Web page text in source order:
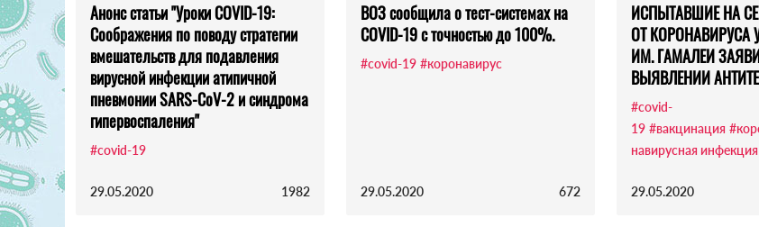
Анонс статьи "Уроки COVID-19:
Соображения по поводу стратегии
вмешательств для подавления
вирусной инфекции атипичной
пневмонии SARS-CoV-2 и синдрома
гипервоспаления"
#covid-19
29.05.2020 1982
ВОЗ сообщила о тест-системах на
COVID-19 с точностью до 100%.
#covid-19 #коронавирус
29.05.2020 672
ИСПЫТАВШИЕ НА
ОТ КОРОНАВИРУСА
ИМ. ГАМАЛЕИ
ВЫЯВЛЕНИИ
#covid-
19 #вакцинация
навирусная инфекция
29.05.2020